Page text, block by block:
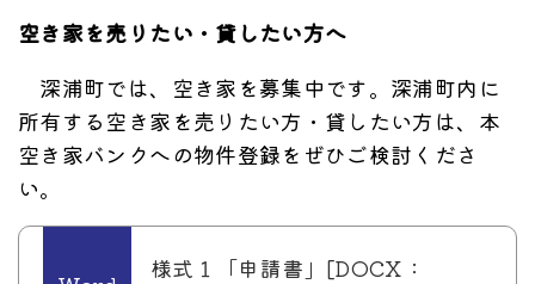
空き家を売りたい・貸したい方へ
深浦町では、空き家を募集中です。深浦町内に
所有する空き家を売りたい方・貸したい方は、本
空き家バンクへの物件登録をぜひご検討くださ
い。
様式１「申請書」[DOCX：